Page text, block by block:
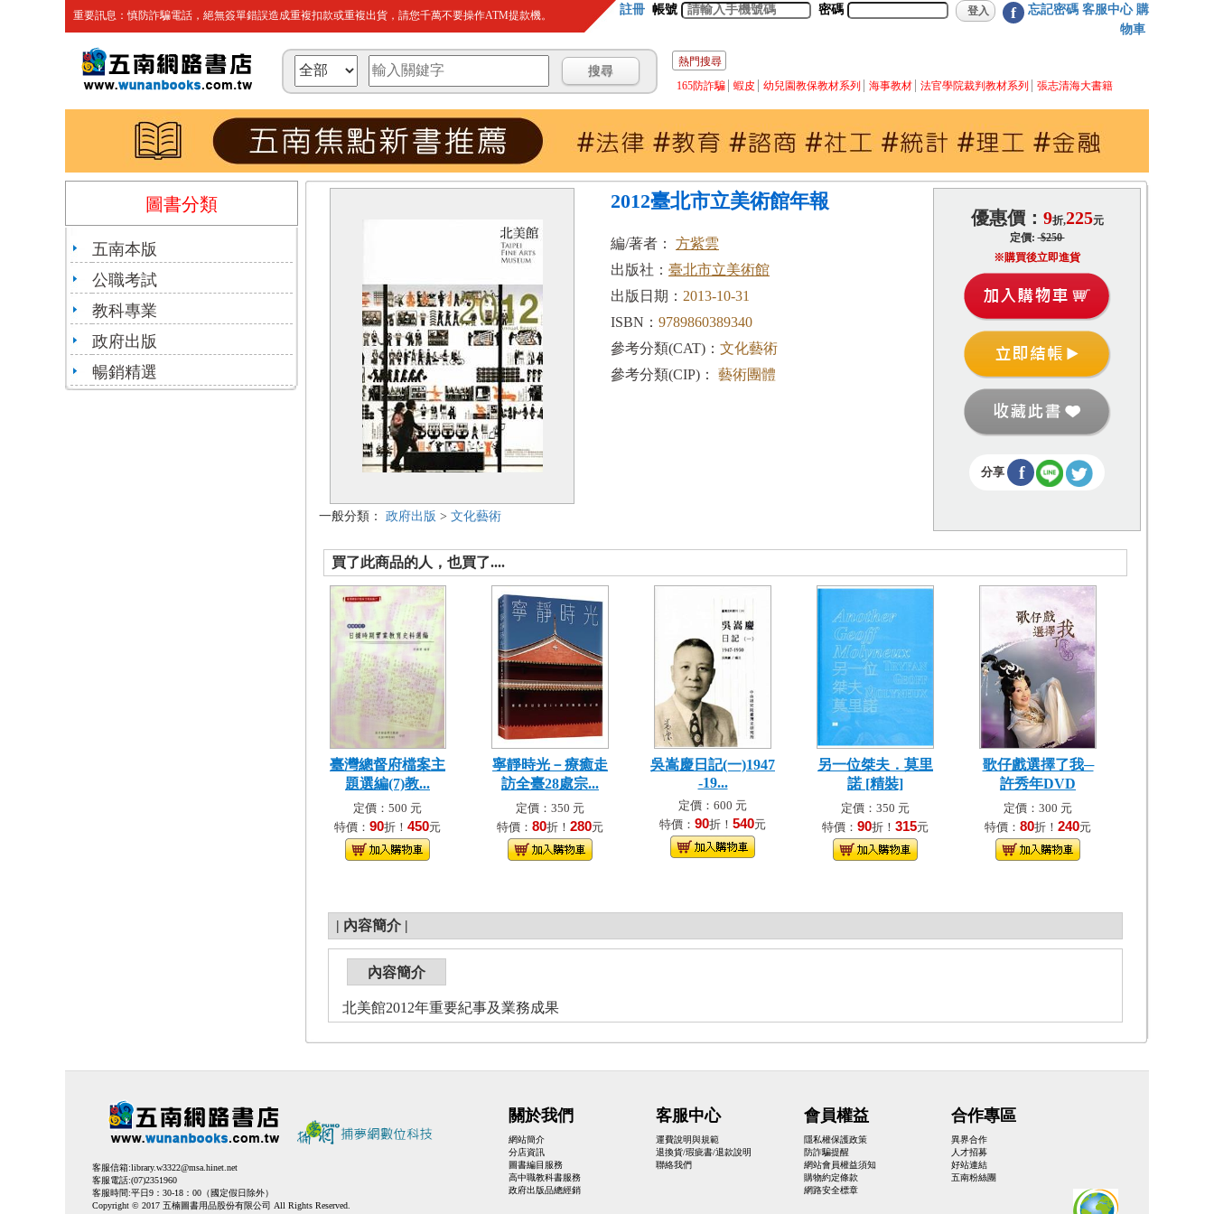
重要訊息：慎防詐騙電話，絕無簽單錯誤造成重複扣款或重複出貨，請您千萬不要操作ATM提款機。 註冊 帳號 密碼 f 忘記密碼 客服中心 購
物車
熱門搜尋
165防詐騙
蝦皮 幼兒園教保教材系列 海事教材 法官學院裁判教材系列 張志清海大書籍
圖書分類
五南本版
公職考試
教科專業
政府出版
暢銷精選
一般分類： 政府出版 > 文化藝術
2012臺北市立美術館年報
編/著者： 方紫雲
出版社： 臺北市立美術館
出版日期： 2013-10-31
ISBN： 9789860389340
參考分類(CAT)： 文化藝術
參考分類(CIP)：
藝術團體
優惠價： 9折,225元
定價:$250
※購買後立即進貨
分享 f
買了此商品的人，也買了....
臺灣總督府檔案主
題選編(7)教...
定價：500 元
特價： 90折！ 450元
寧靜時光－療癒走
訪全臺28處宗...
定價：350 元
特價： 80折！ 280元
吳嵩慶日記(一)1947
-19...
定價：600 元
特價： 90折！ 540元
另一位桀夫．莫里
諾 [精裝]
定價：350 元
特價： 90折！ 315元
歌仔戲選擇了我─
許秀年DVD
定價：300 元
特價： 80折！ 240元
| 內容簡介 |
內容簡介
北美館2012年重要紀事及業務成果
客服信箱:library.w3322@msa.hinet.net
客服電話:(07)2351960
客服時間:平日9：30-18：00（國定假日除外）
Copyright © 2017 五楠圖書用品股份有限公司 All Rights Reserved.
關於我們
網站簡介
分店資訊
圖書編目服務
高中職教科書服務
政府出版品總經銷
客服中心
運費說明與規範
退換貨/瑕疵書/退款說明
聯絡我們
會員權益
隱私權保護政策
防詐騙提醒
網站會員權益須知
購物約定條款
網路安全標章
合作專區
異界合作
人才招募
好站連結
五南粉絲團